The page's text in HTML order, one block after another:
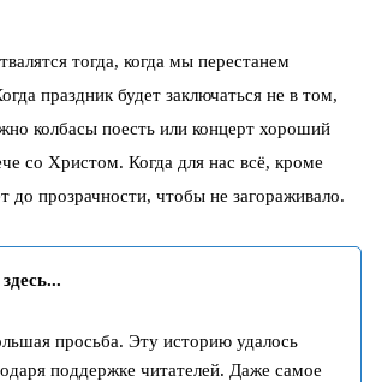
тогда, когда мы перестанем
праздник будет заключаться не в том,
колбасы поесть или концерт хороший
со Христом. Когда для нас всё, кроме
до прозрачности, чтобы не загораживало.
просьба. Эту историю удалось
поддержке читателей. Даже самое